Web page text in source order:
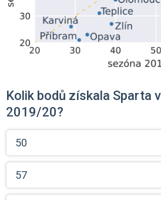
Kolik bodů získala Sparta
2019/20?
50
57